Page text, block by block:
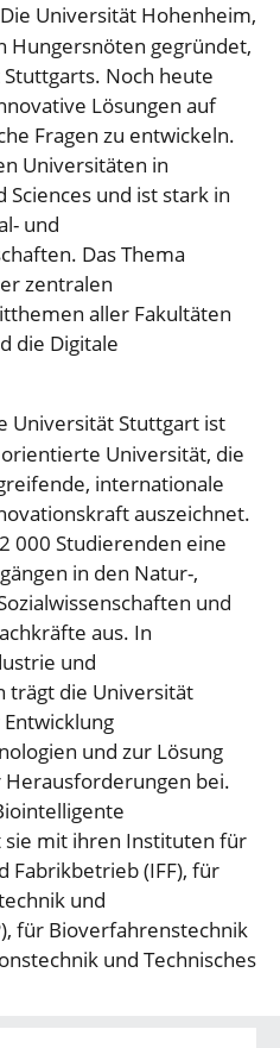
Die Universität Hohenheim,
Hungersnöten gegründet,
Noch heute
Lösungen auf
Fragen zu entwickeln.
Universitäten in
und ist stark in
und
Das Thema
zentralen
aller Fakultäten
die Digitale
Universität Stuttgart ist
Universität, die
internationale
auszeichnet.
000 Studierenden eine
in den Natur-,
und
aus. In
und
trägt die Universität
und zur Lösung
bei.
sie mit ihren Instituten für
Fabrikbetrieb (IFF), für
und
für Bioverfahrenstechnik
und Technisches